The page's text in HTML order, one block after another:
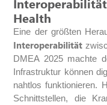
Health
Eine der größten
Interoperabilität
DMEA 2025 machte
Infrastruktur können
nahtlos funktionieren.
Schnittstellen, die